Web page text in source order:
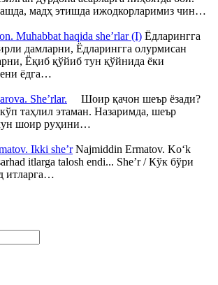
мадҳ этишда ижодкорларимиз чин…
Muhabbat haqida she’rlar (I) Ёдларингга
дамларни, Ёдларингга олурмисан
Ёқиб қўйиб тун қўйнида ёки
ёдга…
She’rlar. Шоир қачон шеър ёзади?
таҳлил этаман. Назаримда, шеър
шоир руҳини…
Ikki she’rNajmiddin Ermatov. Ko‘k
itlarga talosh endi... She’r / Кўк бўри
итларга…